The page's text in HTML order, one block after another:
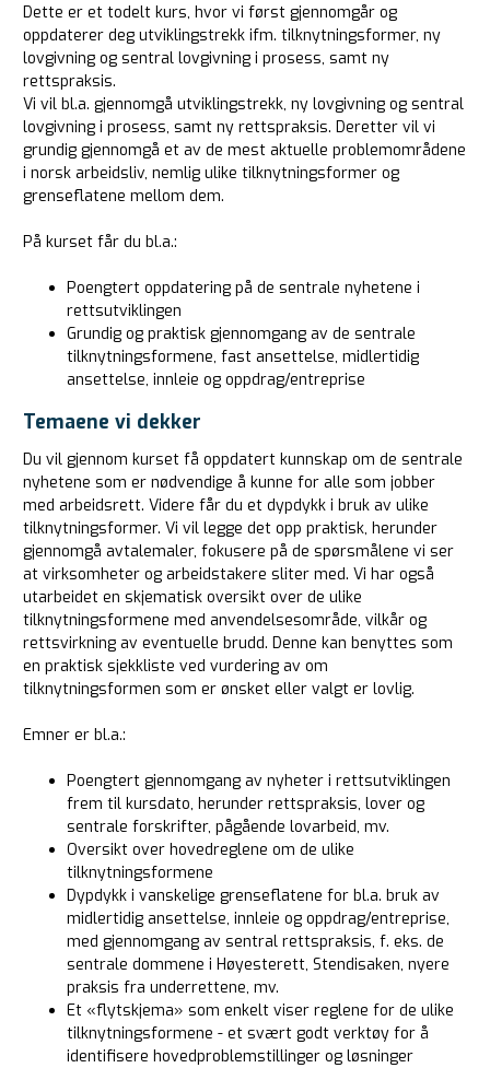
Dette er et todelt kurs, hvor vi først gjennomgår og
oppdaterer deg utviklingstrekk ifm. tilknytningsformer, ny
lovgivning og sentral lovgivning i prosess, samt ny
rettspraksis.
Vi vil bl.a. gjennomgå utviklingstrekk, ny lovgivning og sentral
lovgivning i prosess, samt ny rettspraksis. Deretter vil vi
grundig gjennomgå et av de mest aktuelle problemområdene
i norsk arbeidsliv, nemlig ulike tilknytningsformer og
grenseflatene mellom dem.
På kurset får du bl.a.:
Poengtert oppdatering på de sentrale nyhetene i
rettsutviklingen
Grundig og praktisk gjennomgang av de sentrale
tilknytningsformene, fast ansettelse, midlertidig
ansettelse, innleie og oppdrag/entreprise
Temaene vi dekker
Du vil gjennom kurset få oppdatert kunnskap om de sentrale
nyhetene som er nødvendige å kunne for alle som jobber
med arbeidsrett. Videre får du et dypdykk i bruk av ulike
tilknytningsformer. Vi vil legge det opp praktisk, herunder
gjennomgå avtalemaler, fokusere på de spørsmålene vi ser
at virksomheter og arbeidstakere sliter med. Vi har også
utarbeidet en skjematisk oversikt over de ulike
tilknytningsformene med anvendelsesområde, vilkår og
rettsvirkning av eventuelle brudd. Denne kan benyttes som
en praktisk sjekkliste ved vurdering av om
tilknytningsformen som er ønsket eller valgt er lovlig.
Emner er bl.a.:
Poengtert gjennomgang av nyheter i rettsutviklingen
frem til kursdato, herunder rettspraksis, lover og
sentrale forskrifter, pågående lovarbeid, mv.
Oversikt over hovedreglene om de ulike
tilknytningsformene
Dypdykk i vanskelige grenseflatene for bl.a. bruk av
midlertidig ansettelse, innleie og oppdrag/entreprise,
med gjennomgang av sentral rettspraksis, f. eks. de
sentrale dommene i Høyesterett, Stendisaken, nyere
praksis fra underrettene, mv.
Et «flytskjema» som enkelt viser reglene for de ulike
tilknytningsformene - et svært godt verktøy for å
identifisere hovedproblemstillinger og løsninger